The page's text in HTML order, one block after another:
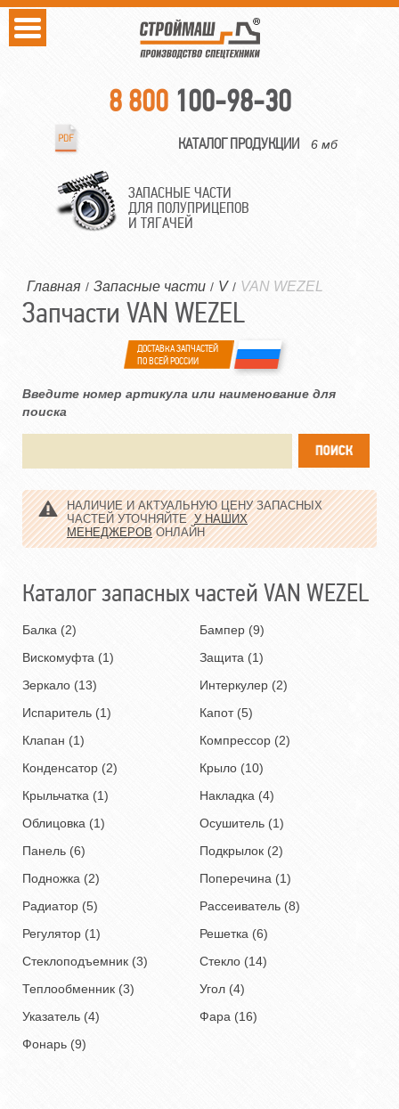
8 800 100-98-30
КАТАЛОГ ПРОДУКЦИИ 6 мб
ЗАПАСНЫЕ ЧАСТИ
ДЛЯ ПОЛУПРИЦЕПОВ
И ТЯГАЧЕЙ
Главная / Запасные части / V / VAN WEZEL
Запчасти VAN WEZEL
ДОСТАВКА ЗАПЧАСТЕЙ
ПО ВСЕЙ РОССИИ
Введите номер артикула или наименование для
поиска
НАЛИЧИЕ И АКТУАЛЬНУЮ ЦЕНУ ЗАПАСНЫХ
ЧАСТЕЙ УТОЧНЯЙТЕУ НАШИХ
МЕНЕДЖЕРОВОНЛАЙН
Каталог запасных частей VAN WEZEL
Балка (2)
Бампер (9)
Вискомуфта (1)
Защита (1)
Зеркало (13)
Интеркулер (2)
Испаритель (1)
Капот (5)
Клапан (1)
Компрессор (2)
Конденсатор (2)
Крыло (10)
Крыльчатка (1)
Накладка (4)
Облицовка (1)
Осушитель (1)
Панель (6)
Подкрылок (2)
Подножка (2)
Поперечина (1)
Радиатор (5)
Рассеиватель (8)
Регулятор (1)
Решетка (6)
Стеклоподъемник (3)
Стекло (14)
Теплообменник (3)
Угол (4)
Указатель (4)
Фара (16)
Фонарь (9)